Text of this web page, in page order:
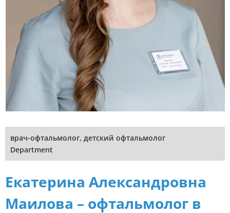
врач-офтальмолог, детский офтальмолог
Department
Екатерина Александровна
Маилова – офтальмолог в